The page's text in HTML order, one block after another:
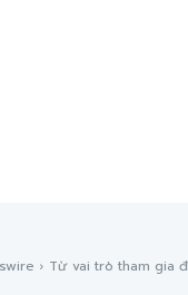
Từ vai trò tham gia